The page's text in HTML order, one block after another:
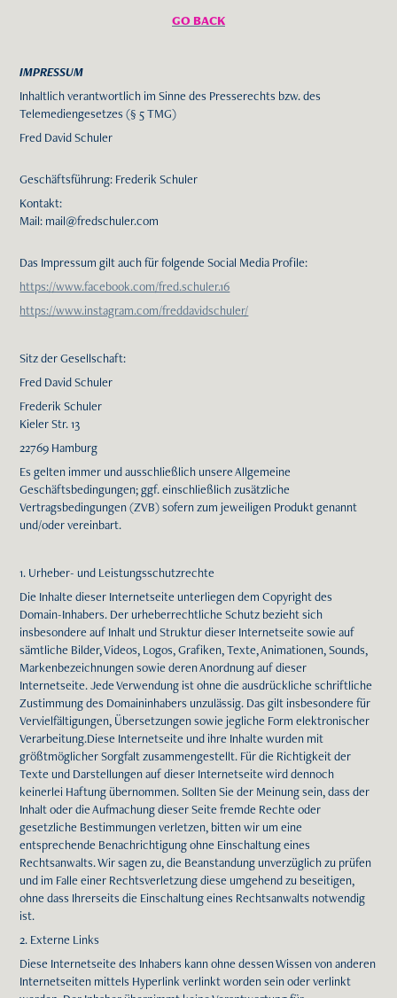
GO BACK
IMPRESSUM
Inhaltlich verantwortlich im Sinne des Presserechts bzw. des
Telemediengesetzes (§ 5 TMG)
Fred David Schuler
Geschäftsführung: Frederik Schuler
Kontakt:
Mail: mail@fredschuler.com
Das Impressum gilt auch für folgende Social Media Profile:
https://www.facebook.com/fred.schuler.16
https://www.instagram.com/freddavidschuler/
Sitz der Gesellschaft:
Fred David Schuler
Frederik Schuler
Kieler Str. 13
22769 Hamburg
Es gelten immer und ausschließlich unsere Allgemeine
Geschäftsbedingungen; ggf. einschließlich zusätzliche
Vertragsbedingungen (ZVB) sofern zum jeweiligen Produkt genannt
und/oder vereinbart.
1. Urheber- und Leistungsschutzrechte
Die Inhalte dieser Internetseite unterliegen dem Copyright des
Domain-Inhabers. Der urheberrechtliche Schutz bezieht sich
insbesondere auf Inhalt und Struktur dieser Internetseite sowie auf
sämtliche Bilder, Videos, Logos, Grafiken, Texte, Animationen, Sounds,
Markenbezeichnungen sowie deren Anordnung auf dieser
Internetseite. Jede Verwendung ist ohne die ausdrückliche schriftliche
Zustimmung des Domaininhabers unzulässig. Das gilt insbesondere für
Vervielfältigungen, Übersetzungen sowie jegliche Form elektronischer
Verarbeitung.Diese Internetseite und ihre Inhalte wurden mit
größtmöglicher Sorgfalt zusammengestellt. Für die Richtigkeit der
Texte und Darstellungen auf dieser Internetseite wird dennoch
keinerlei Haftung übernommen. Sollten Sie der Meinung sein, dass der
Inhalt oder die Aufmachung dieser Seite fremde Rechte oder
gesetzliche Bestimmungen verletzen, bitten wir um eine
entsprechende Benachrichtigung ohne Einschaltung eines
Rechtsanwalts. Wir sagen zu, die Beanstandung unverzüglich zu prüfen
und im Falle einer Rechtsverletzung diese umgehend zu beseitigen,
ohne dass Ihrerseits die Einschaltung eines Rechtsanwalts notwendig
ist.
2. Externe Links
Diese Internetseite des Inhabers kann ohne dessen Wissen von anderen
Internetseiten mittels Hyperlink verlinkt worden sein oder verlinkt